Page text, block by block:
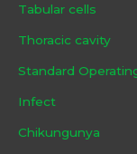
Tabular cells
Thoracic cavity
Standard
Infect
Chikungunya